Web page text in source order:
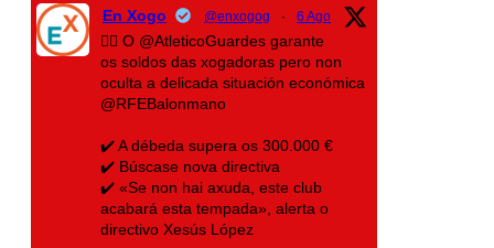
En Xogo @enxogog · 6 Ago
🤾‍♀️ O @AtleticoGuardes garante
os soldos das xogadoras pero non
oculta a delicada situación económica
@RFEBalonmano
✔️ A débeda supera os 300.000 €
✔️ Búscase nova directiva
✔️ «Se non hai axuda, este club
acabará esta tempada», alerta o
directivo Xesús López